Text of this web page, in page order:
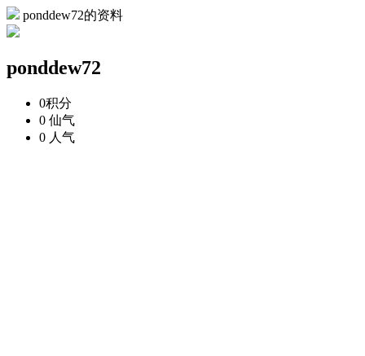
ponddew72的资料
ponddew72
0积分
0 仙气
0 人气